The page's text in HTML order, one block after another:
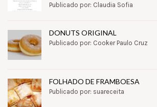
Publicado por: Claudia Sofia
DONUTS ORIGINAL
Publicado por: Cooker Paulo Cruz
FOLHADO DE FRAMBOESA
Publicado por: suareceita